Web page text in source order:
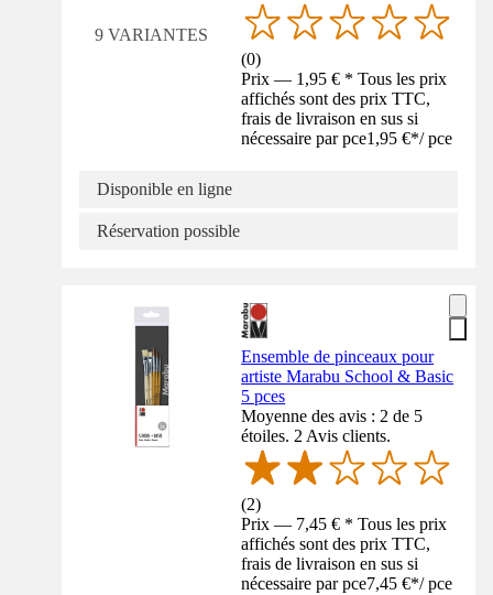
9 VARIANTES
(0)
Prix — 1,95 € * Tous les prix
affichés sont des prix TTC,
frais de livraison en sus si
nécessaire par pce1,95 €*/ pce
Disponible en ligne
Réservation possible
Ensemble de pinceaux pour
artiste Marabu School & Basic
5 pces
Moyenne des avis : 2 de 5
étoiles. 2 Avis clients.
(2)
Prix — 7,45 € * Tous les prix
affichés sont des prix TTC,
frais de livraison en sus si
nécessaire par pce7,45 €*/ pce